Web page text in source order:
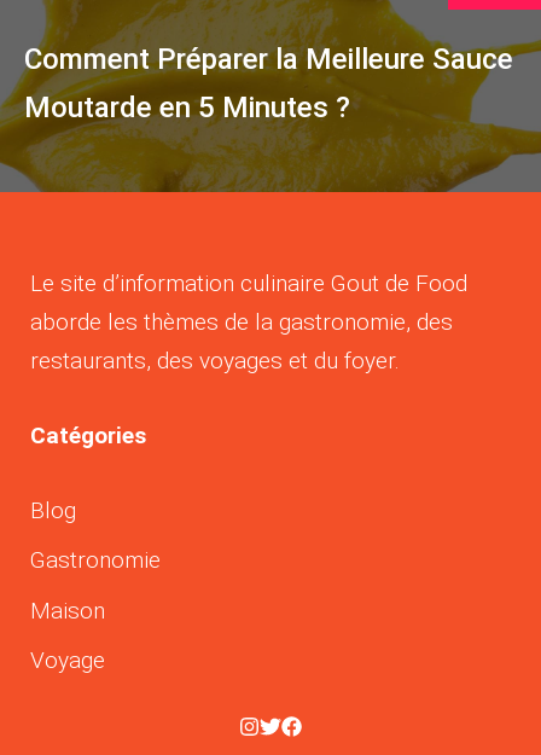
Comment Préparer la Meilleure Sauce
Moutarde en 5 Minutes ?
Le site d’information culinaire Gout de Food
aborde les thèmes de la gastronomie, des
restaurants, des voyages et du foyer.
Catégories
Blog
Gastronomie
Maison
Voyage